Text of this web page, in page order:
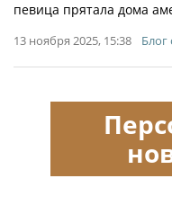
певица прятала дома
13 ноября 2025, 15:38 Блог